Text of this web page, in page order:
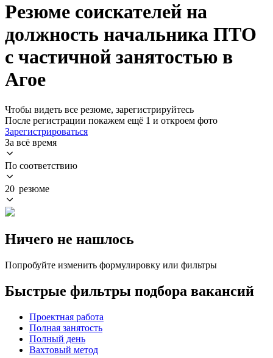
Резюме соискателей на
должность начальника ПТО
с частичной занятостью в
Агое
Чтобы видеть все резюме, зарегистрируйтесь
После регистрации покажем ещё 1 и откроем фото
Зарегистрироваться
За всё время
По соответствию
20 резюме
Ничего не нашлось
Попробуйте изменить формулировку или фильтры
Быстрые фильтры подбора вакансий
Проектная работа
Полная занятость
Полный день
Вахтовый метод